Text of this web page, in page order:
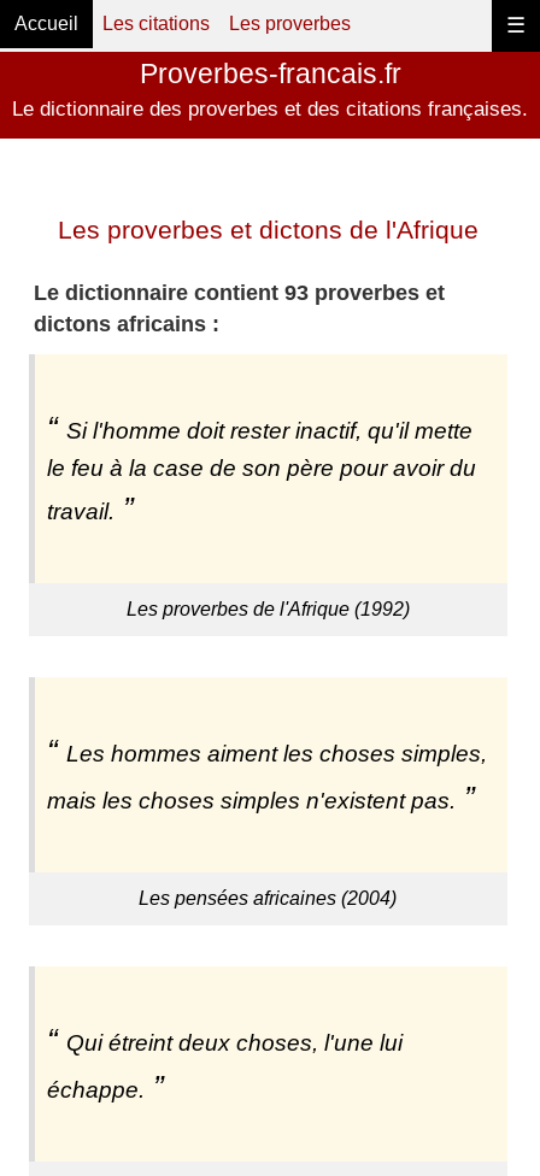
☰
Accueil Les citations Les proverbes
Proverbes-francais.fr
Le dictionnaire des proverbes et des citations françaises.
Les proverbes et dictons de l'Afrique
Le dictionnaire contient 93 proverbes et
dictons africains :
Si l'homme doit rester inactif, qu'il mette
le feu à la case de son père pour avoir du
travail.
Les proverbes de l'Afrique (1992)
Les hommes aiment les choses simples,
mais les choses simples n'existent pas.
Les pensées africaines (2004)
Qui étreint deux choses, l'une lui
échappe.